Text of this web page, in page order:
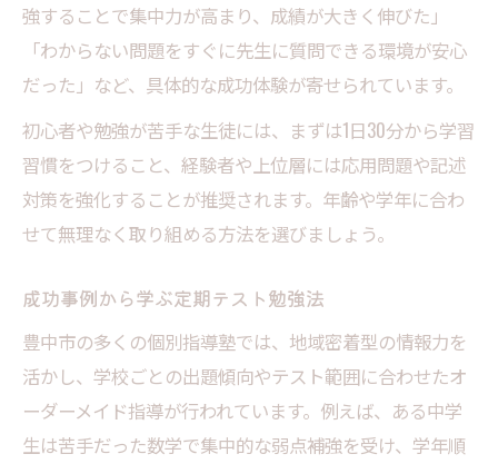
強することで集中力が高まり、成績が大きく伸びた」
「わからない問題をすぐに先生に質問できる環境が安心
だった」など、具体的な成功体験が寄せられています。
初心者や勉強が苦手な生徒には、まずは1日30分から学習
習慣をつけること、経験者や上位層には応用問題や記述
対策を強化することが推奨されます。年齢や学年に合わ
せて無理なく取り組める方法を選びましょう。
成功事例から学ぶ定期テスト勉強法
豊中市の多くの個別指導塾では、地域密着型の情報力を
活かし、学校ごとの出題傾向やテスト範囲に合わせたオ
ーダーメイド指導が行われています。例えば、ある中学
生は苦手だった数学で集中的な弱点補強を受け、学年順